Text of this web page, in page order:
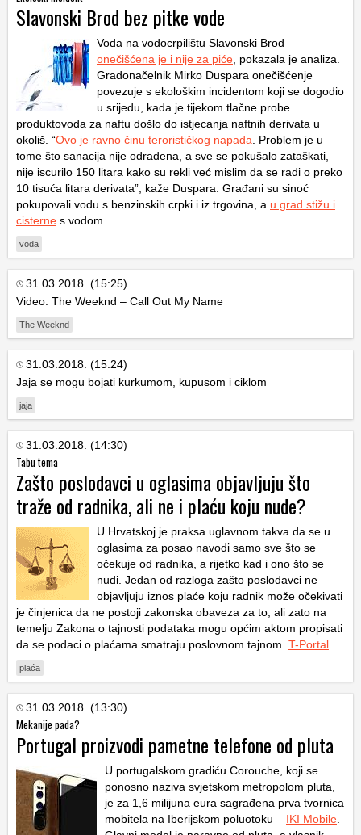
Slavonski Brod bez pitke vode
Voda na vodocrpilištu Slavonski Brod
onečišćena je i nije za piće , pokazala je analiza.
Gradonačelnik Mirko Duspara onečišćenje
povezuje s ekološkim incidentom koji se dogodio
u srijedu, kada je tijekom tlačne probe
produktovoda za naftu došlo do istjecanja naftnih derivata u
okoliš. “Ovo je ravno činu terorističkog napada . Problem je u
tome što sanacija nije odrađena, a sve se pokušalo zataškati,
nije iscurilo 150 litara kako su rekli već mislim da se radi o preko
10 tisuća litara derivata”, kaže Duspara. Građani su sinoć
pokupovali vodu s benzinskih crpki i iz trgovina, a u grad stižu i
cisterne s vodom.
voda
31.03.2018. (15:25)
Video: The Weeknd – Call Out My Name
The Weeknd
31.03.2018. (15:24)
Jaja se mogu bojati kurkumom, kupusom i ciklom
jaja
31.03.2018. (14:30)
Tabu tema
Zašto poslodavci u oglasima objavljuju što
traže od radnika, ali ne i plaću koju nude?
U Hrvatskoj je praksa uglavnom takva da se u
oglasima za posao navodi samo sve što se
očekuje od radnika, a rijetko kad i ono što se
nudi. Jedan od razloga zašto poslodavci ne
objavljuju iznos plaće koju radnik može očekivati
je činjenica da ne postoji zakonska obaveza za to, ali zato na
temelju Zakona o tajnosti podataka mogu općim aktom propisati
da se podaci o plaćama smatraju poslovnom tajnom. T-Portal
plaća
31.03.2018. (13:30)
Mekanije pada?
Portugal proizvodi pametne telefone od pluta
U portugalskom gradiću Corouche, koji se
ponosno naziva svjetskom metropolom pluta,
je za 1,6 milijuna eura sagrađena prva tvornica
mobitela na Iberijskom poluotoku – IKI Mobile